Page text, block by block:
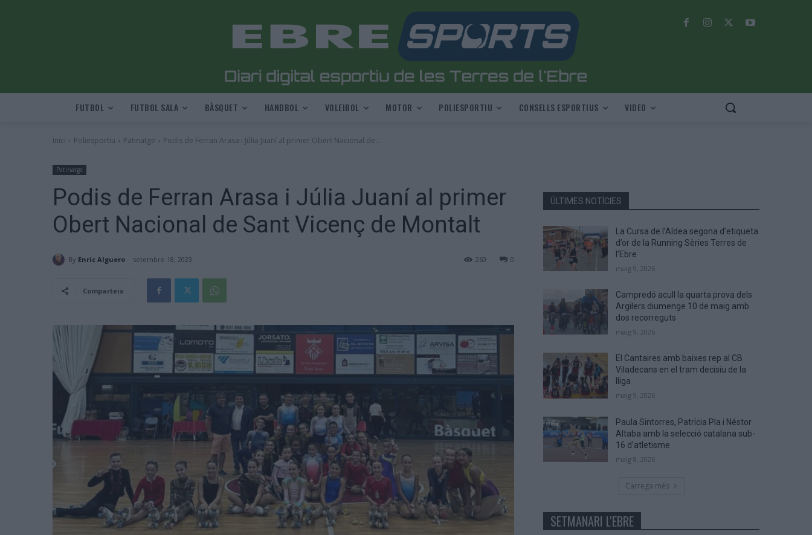
FUTBOL FUTBOL SALA BÀSQUET HANDBOL VOLEIBOL MOTOR POLIESPORTIU CONSELLS ESPORTIUS VIDEO
Inici Poliesportiu Patinatge Podis de Ferran Arasa i Júlia Juaní al primer Obert Nacional de...
Patinatge
Podis de Ferran Arasa i Júlia Juaní al primer
Obert Nacional de Sant Vicenç de Montalt
By Enric Alguero setembre 18, 2023 0
260
Comparteix
ÚLTIMES NOTÍCIES
La Cursa de l’Aldea segona d’etiqueta
d’or de la Running Sèries Terres de
l’Ebre
maig 9, 2026
Campredó acull la quarta prova dels
Argilers diumenge 10 de maig amb
dos recorreguts
maig 9, 2026
El Cantaires amb baixes rep al CB
Viladecans en el tram decisiu de la
lliga
maig 9, 2026
Paula Sintorres, Patrícia Pla i Néstor
Altaba amb la selecció catalana sub-
16 d’atletisme
maig 8, 2026
Carrega més
SETMANARI L'EBRE